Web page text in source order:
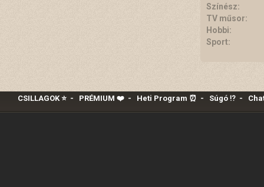
Színész:
TV műsor:
Hobbi:
Sport:
CSILLAGOK ⭐- PRÉMIUM ❤️‍- Heti Program ⏰ - Súgó ⁉️-